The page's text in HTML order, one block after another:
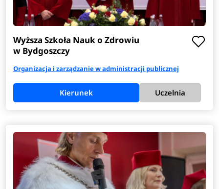
Wyższa Szkoła Nauk o Zdrowiu
w Bydgoszczy
Organizacja i zarządzanie w administracji publicznej
Kierunek Uczelnia